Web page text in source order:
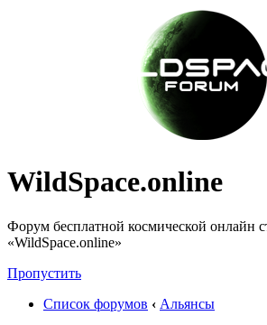
WildSpace.online
Форум бесплатной космической онлайн
«WildSpace.online»
Пропустить
Список форумов ‹ Альянсы